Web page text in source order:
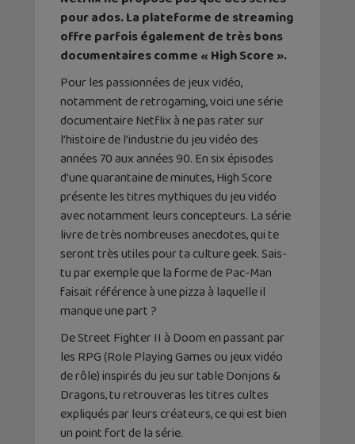
pour ados. La plateforme de streaming
offre parfois également de très bons
documentaires comme « High Score ».
Pour les passionnées de jeux vidéo,
notamment de retrogaming, voici une série
documentaire Netflix à ne pas rater sur
l’histoire de l’industrie du jeu vidéo des
années 70 aux années 90. En six épisodes
d’une quarantaine de minutes, High Score
présente les titres mythiques du jeu vidéo
avec notamment leurs concepteurs. La série
livre de très nombreuses anecdotes, qui te
seront très utiles pour ta culture geek. Sais-
tu par exemple que la forme de Pac-Man
faisait référence à une pizza à laquelle il
manque une part ?
De Street Fighter II à Doom en passant par
les RPG (Role Playing Games ou jeux vidéo
de rôle) inspirés du jeu sur table Donjons &
Dragons, tu retrouveras les titres cultes
expliqués par leurs créateurs, ce qui est bien
un point fort de la série.